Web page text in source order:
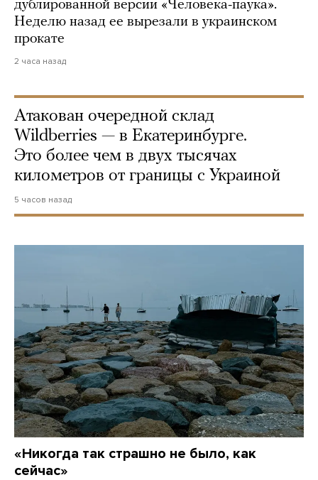
дублированной версии «Человека-паука».
Неделю назад ее вырезали в украинском
прокате
2 часа назад
Атакован очередной склад
Wildberries — в Екатеринбурге.
Это более чем в двух тысячах
километров от границы с Украиной
5 часов назад
«Никогда так страшно не было, как
сейчас»